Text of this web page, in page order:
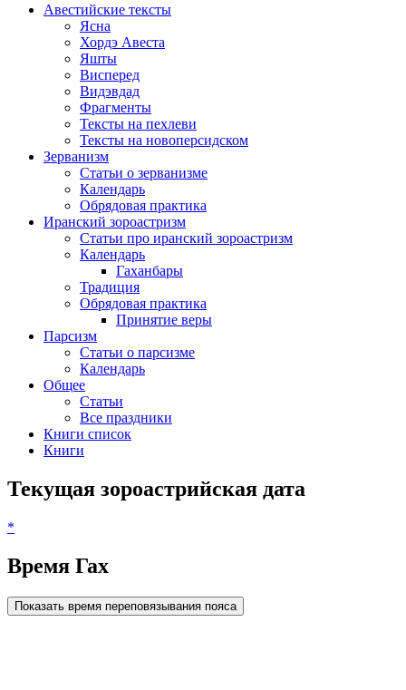
Авестийские тексты
Ясна
Хордэ Авеста
Яшты
Висперед
Видэвдад
Фрагменты
Тексты на пехлеви
Тексты на новоперсидском
Зерванизм
Статьи о зерванизме
Календарь
Обрядовая практика
Иранский зороастризм
Статьи про иранский зороастризм
Календарь
Гаханбары
Традиция
Обрядовая практика
Принятие веры
Парсизм
Статьи о парсизме
Календарь
Общее
Статьи
Все праздники
Книги список
Книги
Текущая зороастрийская дата
*
Время Гах
Показать время переповязывания пояса